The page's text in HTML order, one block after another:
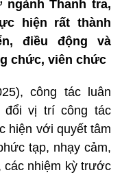
Thanh tra,
hiện rất thành
điều động và
chức, viên chức
công tác luân
đổi vị trí công tác
hiện với quyết tâm
tạp, nhạy cảm,
các nhiệm kỳ trước